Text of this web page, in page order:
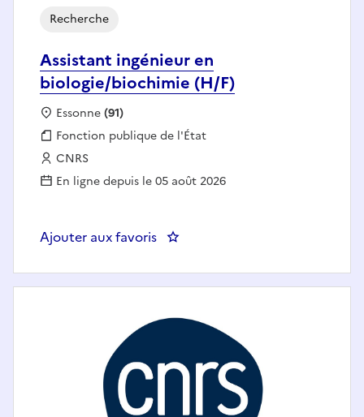
Assistant ingénieur en
biologie/biochimie (H/F)
Recherche
Localisation :
Essonne(91)
Fonction publique :
Fonction publique de l'État
Employeur :
CNRS
En ligne depuis le 05 août 2026
Ajouter aux favoris : Assistant ingénieur en